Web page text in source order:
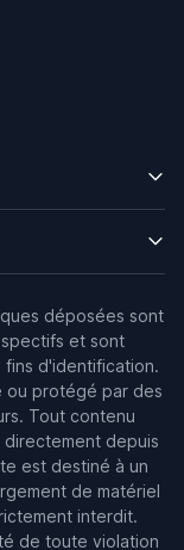
déposées sont
et sont
fins d'identification.
ou protégé par des
Tout contenu
depuis
est destiné à un
de matériel
interdit.
de toute violation